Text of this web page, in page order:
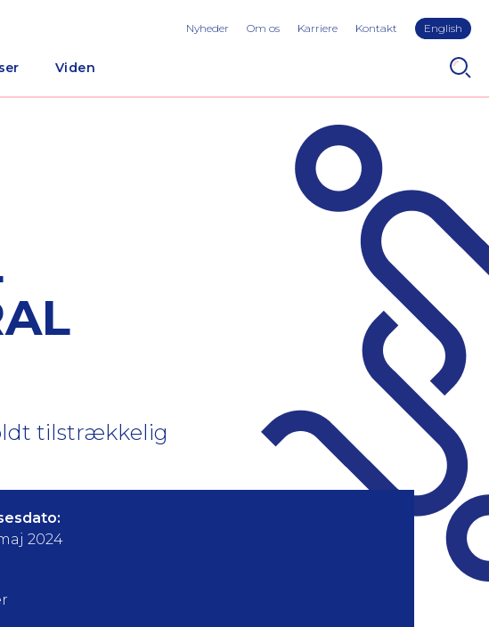
Viden
Nyheder Om os Karriere Kontakt English
tilstrækkelig
2024